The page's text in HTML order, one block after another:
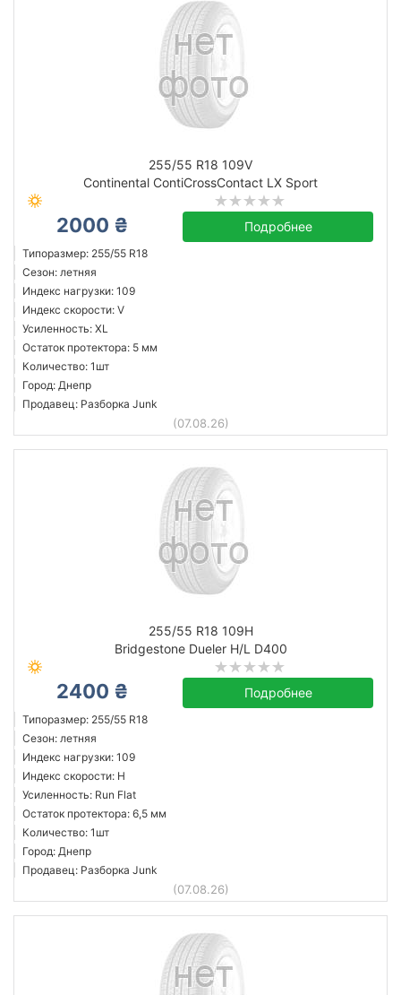
255/55 R18 109V
Continental ContiCrossContact LX Sport
2000 ₴ Подробнее
Типоразмер: 255/55 R18
Сезон: летняя
Индекс нагрузки: 109
Индекс скорости: V
Усиленность: XL
Остаток протектора: 5 мм
Количество: 1шт
Город: Днепр
Продавец: Разборка Junk
(07.08.26)
255/55 R18 109H
Bridgestone Dueler H/L D400
2400 ₴ Подробнее
Типоразмер: 255/55 R18
Сезон: летняя
Индекс нагрузки: 109
Индекс скорости: H
Усиленность: Run Flat
Остаток протектора: 6,5 мм
Количество: 1шт
Город: Днепр
Продавец: Разборка Junk
(07.08.26)